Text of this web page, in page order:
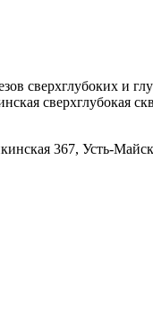
сверхглубоких и
сверхглубокая
367, Усть-